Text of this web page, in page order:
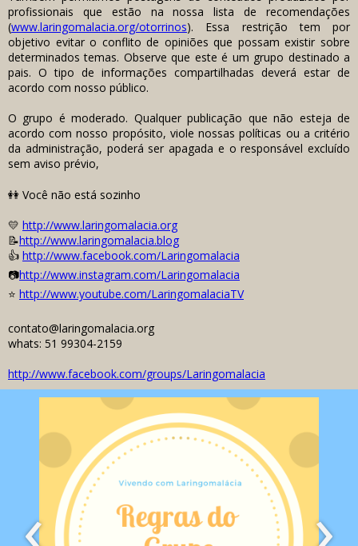
profissionais que estão na nossa lista de recomendações
(www.laringomalacia.org/otorrinos). Essa restrição tem por
objetivo evitar o conflito de opiniões que possam existir sobre
determinados temas. Observe que este é um grupo destinado a
pais. O tipo de informações compartilhadas deverá estar de
acordo com nosso público.
O grupo é moderado. Qualquer publicação que não esteja de
acordo com nosso propósito, viole nossas políticas ou a critério
da administração, poderá ser apagada e o responsável excluído
sem aviso prévio,
👭 Você não está sozinho
💛 http://www.laringomalacia.org
📝http://www.laringomalacia.blog
👍 http://www.facebook.com/Laringomalacia
📷http://www.instagram.com/Laringomalacia
⭐ http://www.youtube.com/LaringomalaciaTV
contato@laringomalacia.org
whats: 51 99304-2159
http://www.facebook.com/groups/Laringomalacia